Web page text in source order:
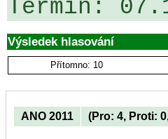
Výsledek hlasování
Přítomno: 10
ANO 2011 (Pro: 4, Proti: